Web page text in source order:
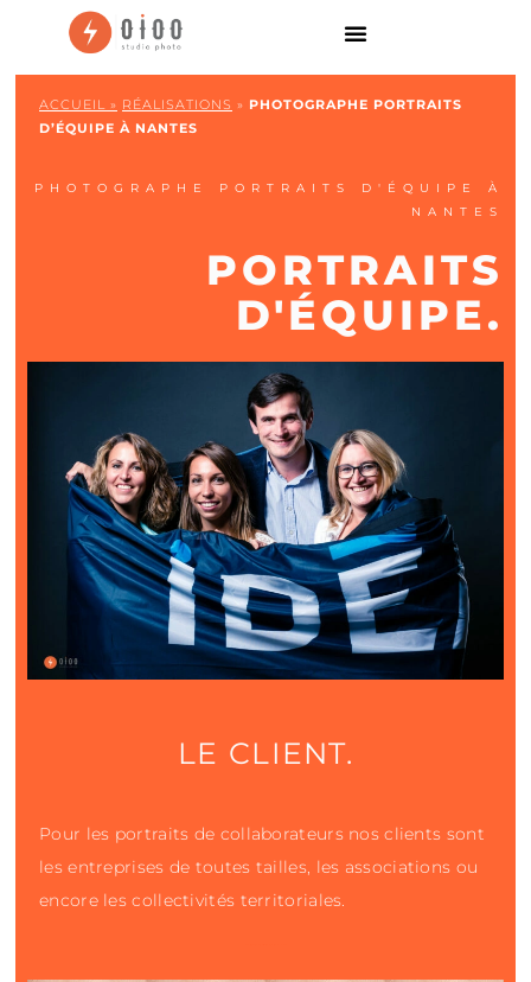
ACCUEIL » RÉALISATIONS » PHOTOGRAPHE PORTRAITS
D’ÉQUIPE À NANTES
PHOTOGRAPHE PORTRAITS D'ÉQUIPE À
NANTES
PORTRAITS
D'ÉQUIPE.
LE CLIENT.
Pour les portraits de collaborateurs nos clients sont
les entreprises de toutes tailles, les associations ou
encore les collectivités territoriales.